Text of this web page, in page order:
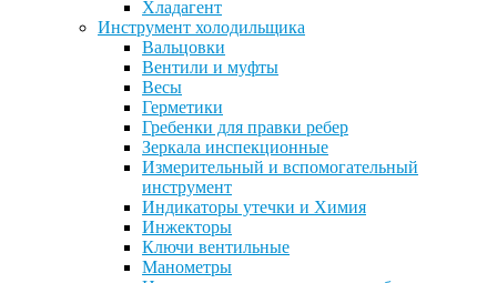
Хладагент
Инструмент холодильщика
Вальцовки
Вентили и муфты
Весы
Герметики
Гребенки для правки ребер
Зеркала инспекционные
Измерительный и вспомогательный
инструмент
Индикаторы утечки и Химия
Инжекторы
Ключи вентильные
Манометры